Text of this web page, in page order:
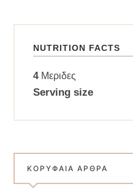
NUTRITION FACTS
4 Μεριδες
Serving size
ΚΟΡΥΦΑΊΑ ΆΡΘΡΑ